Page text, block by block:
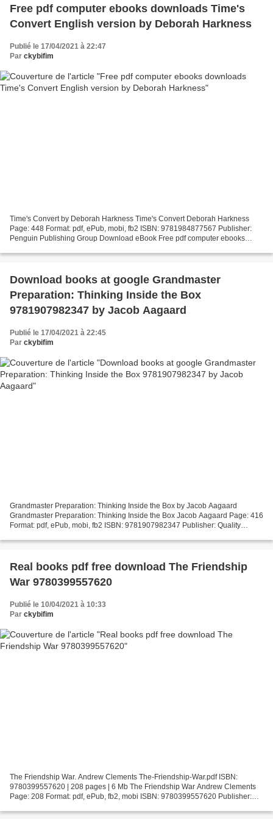
Free pdf computer ebooks downloads Time's
Convert English version by Deborah Harkness
Publié le 17/04/2021 à 22:47
Par ckybifim
Time's Convert by Deborah Harkness Time's Convert Deborah Harkness
Page: 448 Format: pdf, ePub, mobi, fb2 ISBN: 9781984877567 Publisher:
Penguin Publishing Group Download eBook Free pdf computer ebooks
Download books at google Grandmaster
Preparation: Thinking Inside the Box
9781907982347 by Jacob Aagaard
Publié le 17/04/2021 à 22:45
Par ckybifim
Grandmaster Preparation: Thinking Inside the Box by Jacob Aagaard
Grandmaster Preparation: Thinking Inside the Box Jacob Aagaard Page: 416
Format: pdf, ePub, mobi, fb2 ISBN: 9781907982347 Publisher: Quality
Real books pdf free download The Friendship
War 9780399557620
Publié le 10/04/2021 à 10:33
Par ckybifim
The Friendship War. Andrew Clements The-Friendship-War.pdf ISBN:
9780399557620 | 208 pages | 6 Mb The Friendship War Andrew Clements
Page: 208 Format: pdf, ePub, fb2, mobi ISBN: 9780399557620 Publisher: